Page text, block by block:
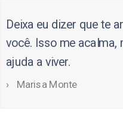
Deixa eu dizer que te
você. Isso me acalma,
ajuda a viver.
Marisa Monte